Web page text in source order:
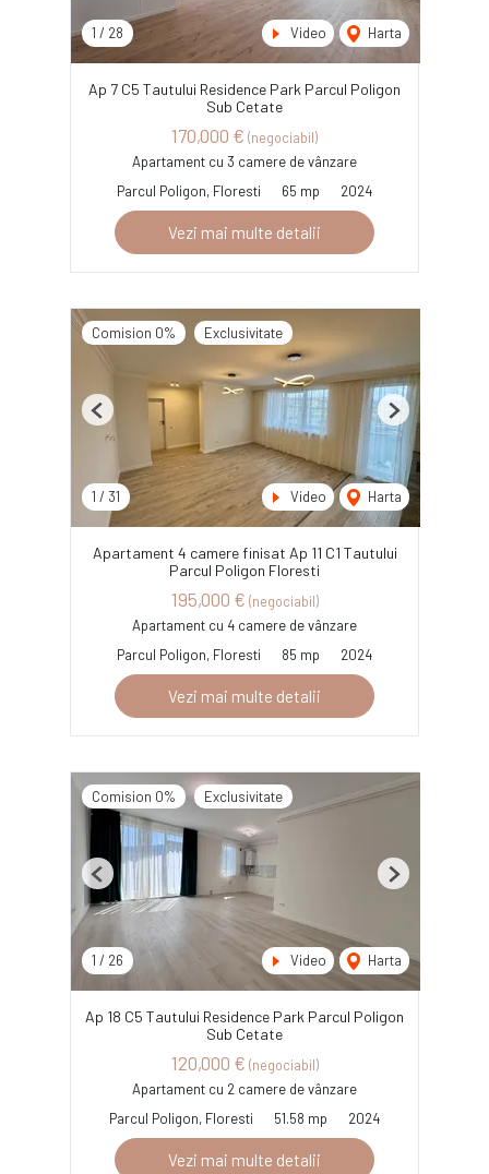
1 / 28 Video Harta
Ap 7 C5 Tautului Residence Park Parcul Poligon
Sub Cetate
170,000 € (negociabil)
Apartament cu 3 camere de vânzare
Parcul Poligon, Floresti
65 mp 2024
Vezi mai multe detalii
Comision 0% Exclusivitate
1 / 31 Video Harta
Previous Next
Apartament 4 camere finisat Ap 11 C1 Tautului
Parcul Poligon Floresti
195,000 € (negociabil)
Apartament cu 4 camere de vânzare
Parcul Poligon, Floresti
85 mp 2024
Vezi mai multe detalii
Comision 0% Exclusivitate
1 / 26 Video Harta
Previous Next
Ap 18 C5 Tautului Residence Park Parcul Poligon
Sub Cetate
120,000 € (negociabil)
Apartament cu 2 camere de vânzare
Parcul Poligon, Floresti
51.58 mp 2024
Vezi mai multe detalii